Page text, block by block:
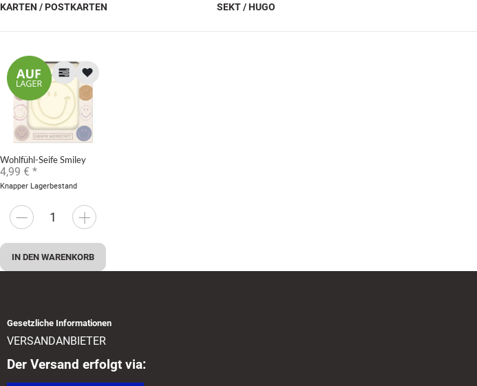
KARTEN / POSTKARTEN SEKT / HUGO
Wohlfühl-Seife Smiley
4,99 € *
Knapper Lagerbestand
IN DEN WARENKORB
Gesetzliche Informationen
VERSANDANBIETER
Der Versand erfolgt via: